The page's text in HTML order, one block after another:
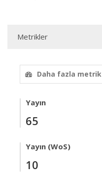
Metrikler
Daha fazla metrik
Yayın
65
Yayın (WoS)
10